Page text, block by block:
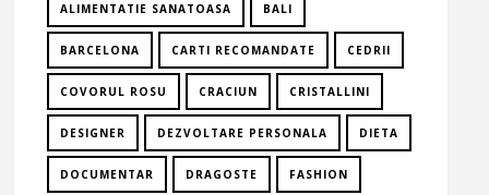
ALIMENTATIE SANATOASA BALI
BARCELONA CARTI RECOMANDATE CEDRII
COVORUL ROSU CRACIUN CRISTALLINI
DESIGNER DEZVOLTARE PERSONALA DIETA
DOCUMENTAR DRAGOSTE FASHION